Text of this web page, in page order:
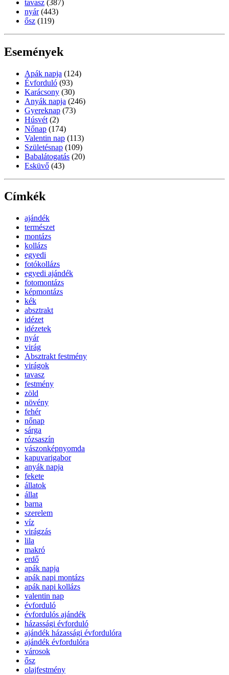
tavasz (387)
nyár (443)
ősz (119)
Események
Apák napja (124)
Évforduló (93)
Karácsony (30)
Anyák napja (246)
Gyereknap (73)
Húsvét (2)
Nőnap (174)
Valentin nap (113)
Születésnap (109)
Babalátogatás (20)
Esküvő (43)
Címkék
ajándék
természet
montázs
kollázs
egyedi
fotókollázs
egyedi ajándék
fotomontázs
képmontázs
kék
absztrakt
idézet
idézetek
nyár
virág
Absztrakt festmény
virágok
tavasz
festmény
zöld
növény
fehér
nőnap
sárga
rózsaszín
vászonképnyomda
kapuvarigabor
anyák napja
fekete
állatok
állat
barna
szerelem
víz
virágzás
lila
makró
erdő
apák napja
apák napi montázs
apák napi kollázs
valentin nap
évforduló
évfordulós ajándék
házassági évforduló
ajándék házassági évfordulóra
ajándék évfordulóra
városok
ősz
olajfestmény